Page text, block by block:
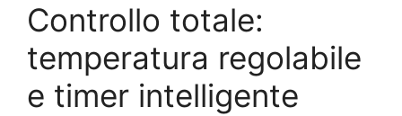
Controllo totale:
temperatura regolabile
e timer intelligente